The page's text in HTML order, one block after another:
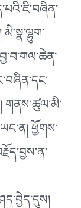
ཕྱོགས་